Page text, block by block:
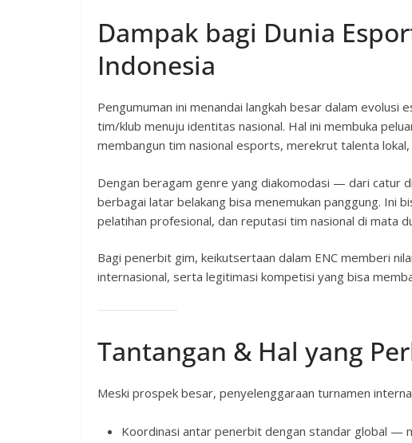
Dampak bagi Dunia
Indonesia
Pengumuman ini menandai langkah besar dalam
tim/klub menuju identitas nasional. Hal ini membuka
membangun tim nasional esports, merekrut talenta
Dengan beragam genre yang diakomodasi — dari catur
berbagai latar belakang bisa menemukan panggung. Ini
pelatihan profesional, dan reputasi tim nasional di mata
Bagi penerbit gim, keikutsertaan dalam ENC memberi
internasional, serta legitimasi kompetisi yang bisa
Tantangan & Hal yang
Meski prospek besar, penyelenggaraan turnamen
Koordinasi antar penerbit dengan standar global —